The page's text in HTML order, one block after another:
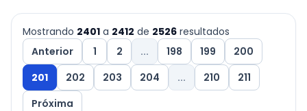
Mostrando 2401 a 2412 de 2526 resultados
Anterior
1 2 ... 198 199
200
201
202 203 204 ... 210
211
Próxima